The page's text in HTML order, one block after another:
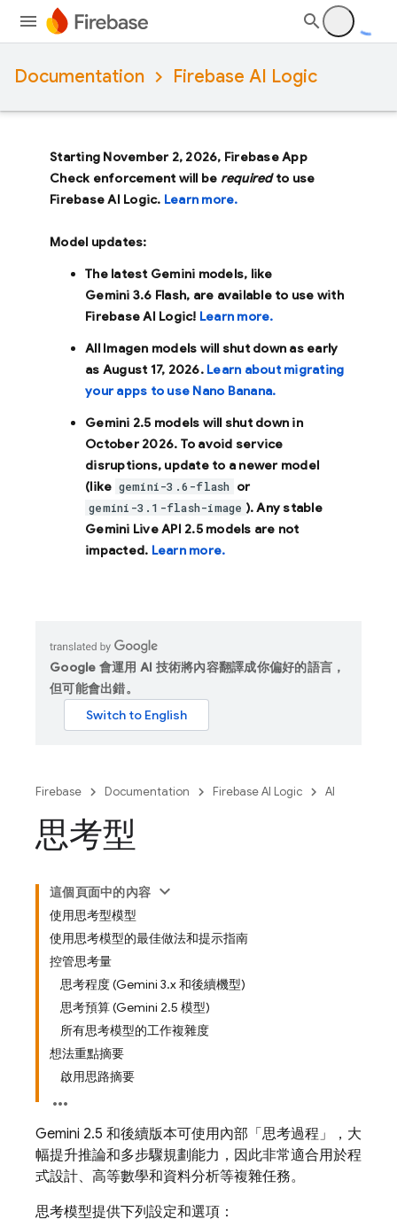
Documentation Firebase AI Logic
Starting November 2, 2026, Firebase App
Check enforcement will be requiredto use
Firebase AI Logic. Learn more.
Model updates:
The latest Gemini models, like
Gemini 3.6 Flash, are available to use with
Firebase AI Logic! Learn more.
All Imagen models will shut down as early
as August 17, 2026. Learn about migrating
your apps to use Nano Banana.
Gemini 2.5 models will shut down in
October 2026. To avoid service
disruptions, update to a newer model
(like gemini-3.6-flash or
gemini-3.1-flash-image ). Any stable
Gemini Live API 2.5 models are not
impacted. Learn more.
Google 會運用 AI 技術將內容翻譯成你偏好的語言，
但可能會出錯。
Firebase Documentation Firebase AI Logic AI
思考型
這個頁面中的內容
使用思考型模型
使用思考模型的最佳做法和提示指南
控管思考量
思考程度 (Gemini 3.x 和後續機型)
思考預算 (Gemini 2.5 模型)
所有思考模型的工作複雜度
想法重點摘要
啟用思路摘要
Gemini 2.5 和後續版本可使用內部「思考過程」，大
幅提升推論和多步驟規劃能力，因此非常適合用於程
式設計、高等數學和資料分析等複雜任務。
思考模型提供下列設定和選項：